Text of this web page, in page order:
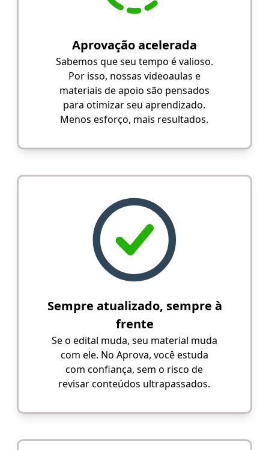
Aprovação acelerada
Sabemos que seu tempo é valioso.
Por isso, nossas videoaulas e
materiais de apoio são pensados
para otimizar seu aprendizado.
Menos esforço, mais resultados.
Sempre atualizado, sempre à
frente
Se o edital muda, seu material muda
com ele. No Aprova, você estuda
com confiança, sem o risco de
revisar conteúdos ultrapassados.